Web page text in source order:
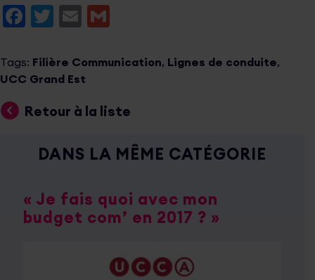
Facebook
Twitter
Email
Tags: Filière Communication, Lignes de conduite,
UCC Grand Est
Retour à la liste
DANS LA MÊME CATÉGORIE
« Je fais quoi avec mon
budget com’ en 2017 ? »